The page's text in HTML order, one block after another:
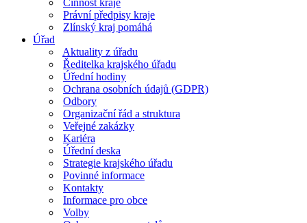
Činnost kraje
Právní předpisy kraje
Zlínský kraj pomáhá
Úřad
Aktuality z úřadu
Ředitelka krajského úřadu
Úřední hodiny
Ochrana osobních údajů (GDPR)
Odbory
Organizační řád a struktura
Veřejné zakázky
Kariéra
Úřední deska
Strategie krajského úřadu
Povinné informace
Kontakty
Informace pro obce
Volby